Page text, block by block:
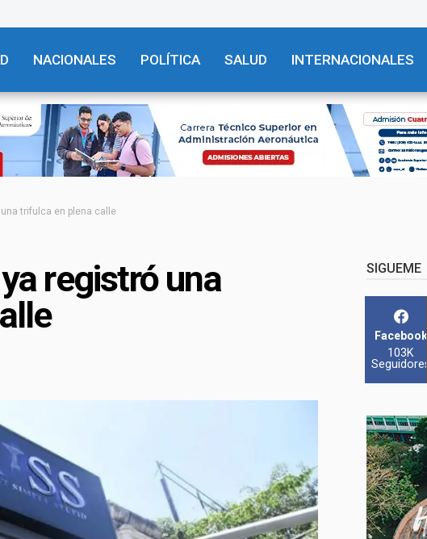
NACIONALES POLÍTICA SALUD INTERNACIONALES
trifulca en plena calle
registró una
SIGUEME
Facebook
103K
Seguidores